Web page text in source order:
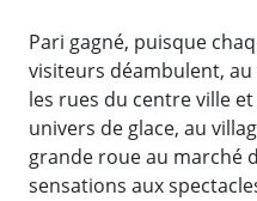
Pari gagné, puisque
visiteurs déambulent,
les rues du centre ville et
univers de glace, au
grande roue au marché
sensations aux